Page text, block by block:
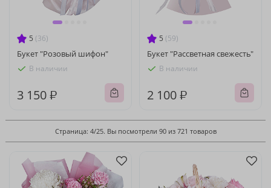
5 (36)
Букет "Розовый шифон"
В наличии
3 150 ₽
5 (59)
Букет "Рассветная свежесть"
В наличии
2 100 ₽
Страница: 4/25. Вы посмотрели 90 из 721 товаров